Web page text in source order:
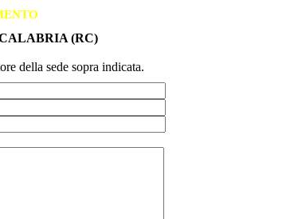
(RC)
della sede sopra indicata.